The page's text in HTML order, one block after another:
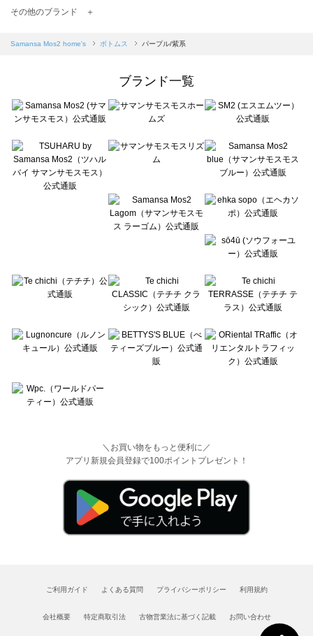
TSUHARU by Samansa Mos2（ツハルバイサマンサモスモス）のボトムス一覧
Samansa Mos2 blue（サマンサモスモス ブルー）のボトムス一覧
sō4ū（ソウフォーユー）のボトムス一覧
Te chichi（テチチ）のボトムス一覧
Te chichi CLASSIC（テチチ クラシック）のボトムス一覧
Lugnoncure（ルノンキュール）のボトムス一覧
BETTY'S BLUE（べティーズブルー）のボトムス一覧
Wpc.（ワールドパーティー）のボトムス一覧
その他のブランド ＋
Samansa Mos2 home's ボトムス パープル/紫系
ブランド一覧
＼お買い物をもっと便利に／
アプリ新規会員登録で100ポイントプレゼント！
ご利用ガイド よくある質問 プライバシーポリシー 利用規約
会社概要 特定商取引法 古物営業法に基づく記載 お問い合わせ